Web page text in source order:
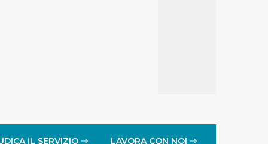
i singoli cookie
IL SERVIZIO LAVORA CON NOI